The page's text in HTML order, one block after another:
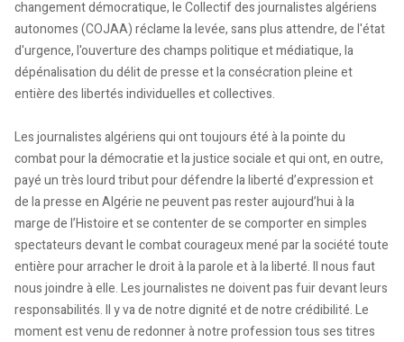
changement démocratique, le Collectif des journalistes algériens
autonomes (COJAA) réclame la levée, sans plus attendre, de l'état
d'urgence, l'ouverture des champs politique et médiatique, la
dépénalisation du délit de presse et la consécration pleine et
entière des libertés individuelles et collectives.
Les journalistes algériens qui ont toujours été à la pointe du
combat pour la démocratie et la justice sociale et qui ont, en outre,
payé un très lourd tribut pour défendre la liberté d’expression et
de la presse en Algérie ne peuvent pas rester aujourd’hui à la
marge de l’Histoire et se contenter de se comporter en simples
spectateurs devant le combat courageux mené par la société toute
entière pour arracher le droit à la parole et à la liberté. Il nous faut
nous joindre à elle. Les journalistes ne doivent pas fuir devant leurs
responsabilités. Il y va de notre dignité et de notre crédibilité. Le
moment est venu de redonner à notre profession tous ses titres